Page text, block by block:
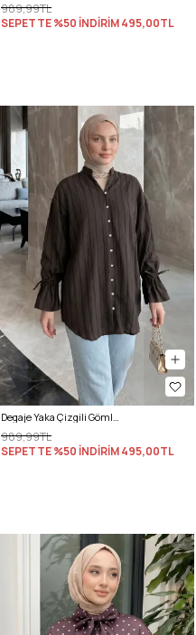
989,99TL
SEPETTE %50 İNDİRİM495,00TL
989,99TL
SEPETTE %50 İNDİRİM495,00TL